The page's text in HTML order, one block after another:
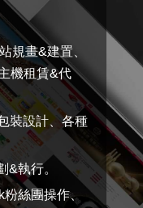
規畫&建置、
機租賃&代
裝設計、各種
&執行。
絲團操作、